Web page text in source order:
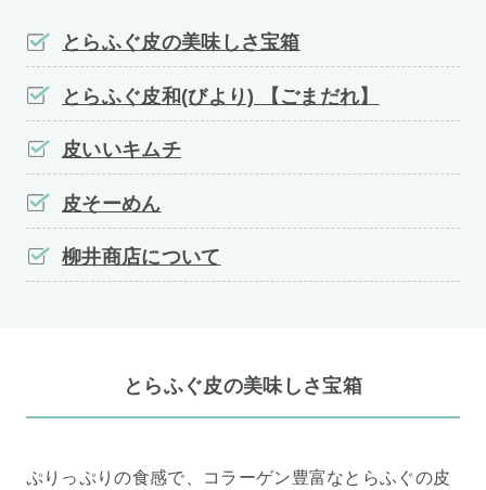
とらふぐ皮の美味しさ宝箱
とらふぐ皮和(びより) 【ごまだれ】
皮いいキムチ
皮そーめん
柳井商店について
とらふぐ皮の美味しさ宝箱
ぷりっぷりの食感で、コラーゲン豊富なとらふぐの皮